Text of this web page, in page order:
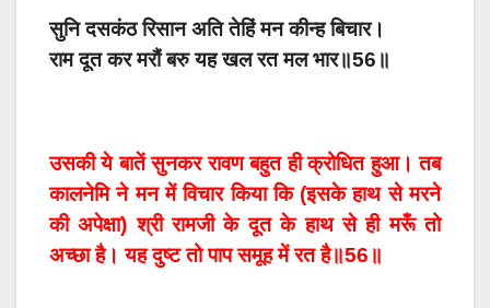
सुनि दसकंठ रिसान अति तेहिं मन कीन्ह बिचार।
राम दूत कर मरौं बरु यह खल रत मल भार॥56॥
उसकी ये बातें सुनकर रावण बहुत ही क्रोधित हुआ। तब
कालनेमि ने मन में विचार किया कि (इसके हाथ से मरने
की अपेक्षा) श्री रामजी के दूत के हाथ से ही मरूँ तो
अच्छा है। यह दुष्ट तो पाप समूह में रत है॥56॥